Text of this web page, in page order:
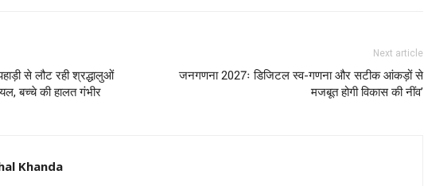
से लौट रही श्रद्धालुओं
बच्चे की हालत गंभीर
Next article
जनगणना 2027ः डिजिटल स्व-गणना और सटीक आंकड़ों से
मजबूत होगी विकास की नींव’
Khanda